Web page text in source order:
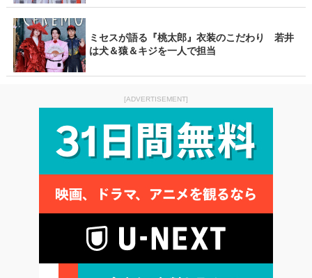
ミセスが語る『桃太郎』衣装のこだわり 若井
は犬＆猿＆キジを一人で担当
[ADVERTISEMENT]